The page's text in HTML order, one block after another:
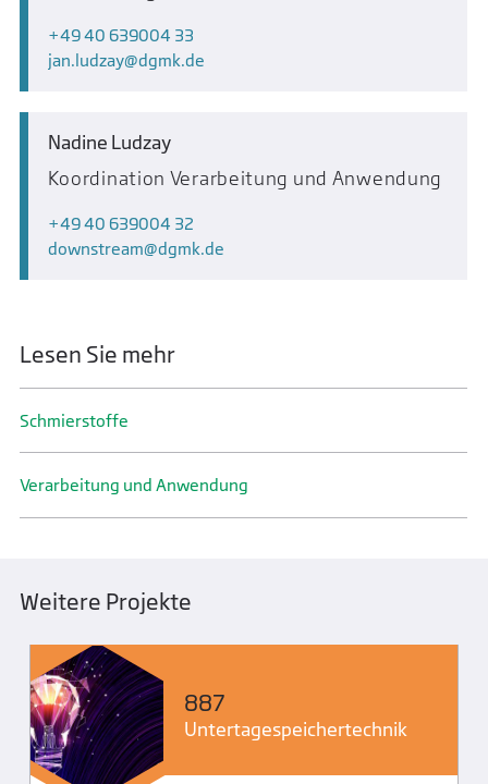
+49 40 639004 33
jan.ludzay
dgmk.de
Nadine Ludzay
Koordination Verarbeitung und Anwendung
+49 40 639004 32
downstream
dgmk.de
Lesen Sie mehr
Schmier­stoffe
Verarbeitung und Anwendung
Weitere Projekte
887
Untertage­speicher­technik